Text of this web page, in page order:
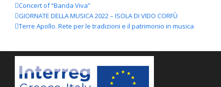
Concert of “Banda Viva”
GIORNATE DELLA MUSICA 2022 – ISOLA DI VIDO CORFÙ
Terre Apollo. Rete per le tradizioni e il patrimonio in musica